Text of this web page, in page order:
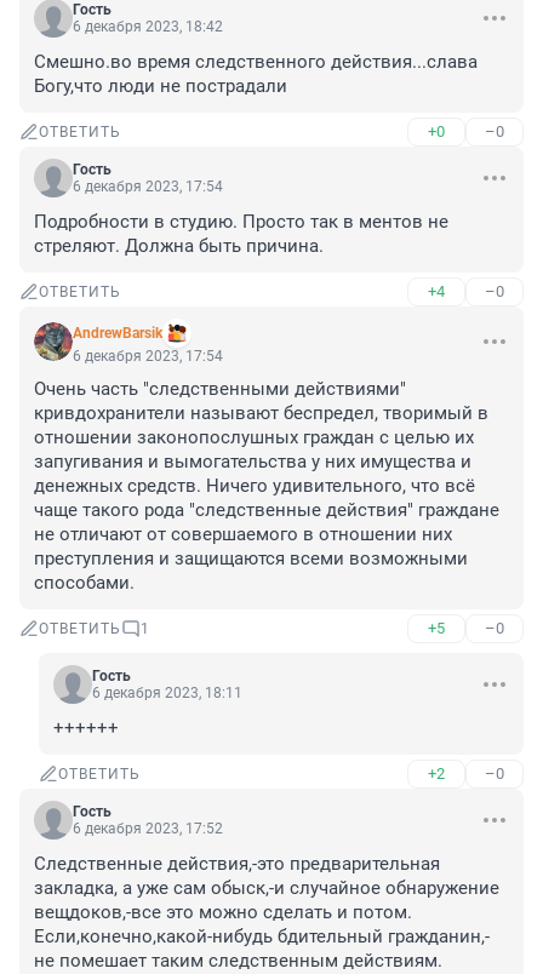
Гость
6 декабря 2023, 18:42
Смешно.во время следственного действия...слава
Богу,что люди не пострадали
ОТВЕТИТЬ +0 –0
Гость
6 декабря 2023, 17:54
Подробности в студию. Просто так в ментов не
стреляют. Должна быть причина.
ОТВЕТИТЬ +4 –0
AndrewBarsik
6 декабря 2023, 17:54
Очень часть "следственными действиями"
кривдохранители называют беспредел, творимый в
отношении законопослушных граждан с целью их
запугивания и вымогательства у них имущества и
денежных средств. Ничего удивительного, что всё
чаще такого рода "следственные действия" граждане
не отличают от совершаемого в отношении них
преступления и защищаются всеми возможными
способами.
ОТВЕТИТЬ 1 +5 –0
Гость
6 декабря 2023, 18:11
++++++
ОТВЕТИТЬ +2 –0
Гость
6 декабря 2023, 17:52
Следственные действия,-это предварительная
закладка, а уже сам обыск,-и случайное обнаружение
вещдоков,-все это можно сделать и потом.
Если,конечно,какой-нибудь бдительный гражданин,-
не помешает таким следственным действиям.